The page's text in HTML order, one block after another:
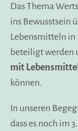
Das Thema
ins Bewusstsein
Lebensmitteln
beteiligt werden
mit
können.
In unseren
dass es noch im